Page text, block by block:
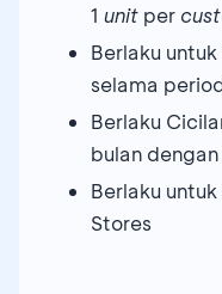
1 unit per
Berlaku
selama
Berlaku
bulan
Berlaku
Stores